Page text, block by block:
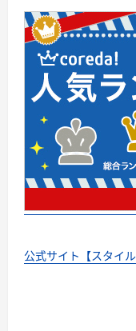
公式サイト【スタイル